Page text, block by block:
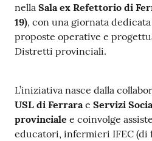
Seguici
su
nella Sala ex Refettorio di
19), con una giornata dedicata
proposte operative e
Distretti provinciali.
L’iniziativa nasce dalla
USL di Ferrara e Servizi
provinciale e coinvolge
educatori, infermieri IFEC (di